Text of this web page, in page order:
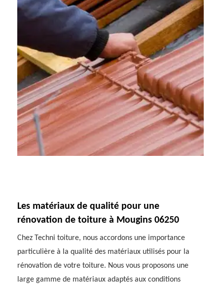
Les matériaux de qualité pour une
rénovation de toiture à Mougins 06250
Chez Techni toiture, nous accordons une importance
particulière à la qualité des matériaux utilisés pour la
rénovation de votre toiture. Nous vous proposons une
large gamme de matériaux adaptés aux conditions